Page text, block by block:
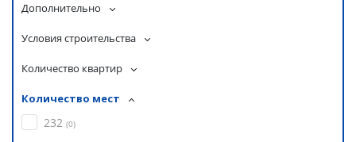
Дополнительно
Условия строительства
Количество квартир
Количество мест
232 (0)